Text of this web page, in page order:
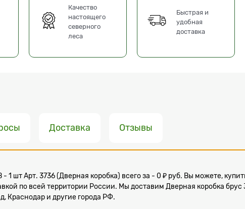
Качество
настоящего
северного
леса
Быстрая и
удобная
доставка
Доставка Отзывы
1 шт Арт. 3736 (Дверная коробка) всего за - 0 ₽ руб. Вы можете,
по всей территории России. Мы доставим Дверная коробка
Краснодар и другие города РФ.